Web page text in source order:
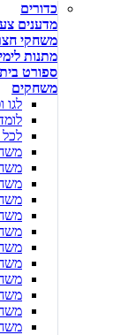
כדורים
מדענים
משחקי
מתנות
ספורט
משחקים
לגו